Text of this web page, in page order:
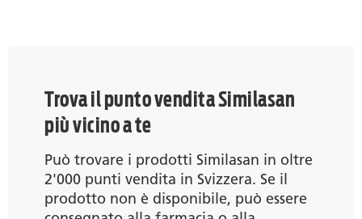
Trova il punto vendita Similasan
più vicino a te
Può trovare i prodotti Similasan in oltre
2'000 punti vendita in Svizzera. Se il
prodotto non è disponibile, può essere